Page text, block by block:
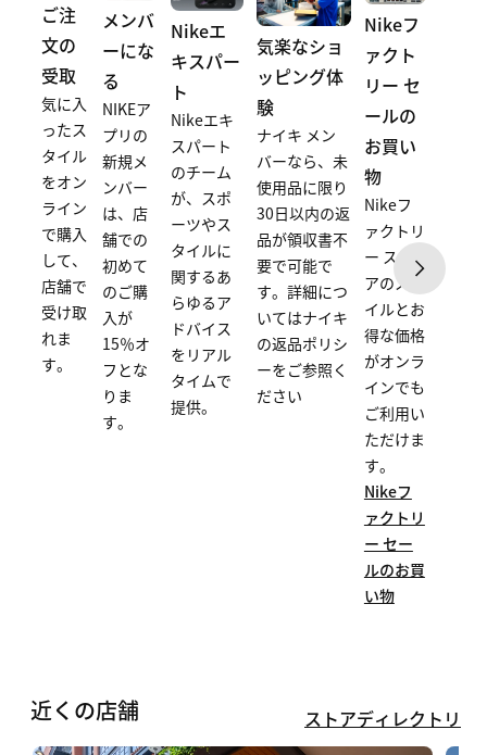
ご注
文の
受取
気に入
ったス
タイル
をオン
ライン
で購入
して、
店舗で
受け取
れま
す。
メンバ
ーにな
る
NIKEア
プリの
新規メ
ンバー
は、店
舗での
初めて
のご購
入が
15％オ
フとな
りま
す。
Nikeエ
キスパー
ト
Nikeエキ
スパート
のチーム
が、スポ
ーツやス
タイルに
関するあ
らゆるア
ドバイス
をリアル
タイムで
提供。
気楽なショ
ッピング体
験
ナイキ メン
バーなら、未
使用品に限り
30日以内の返
品が領収書不
要で可能で
す。詳細につ
いてはナイキ
の返品ポリシ
ーをご参照く
ださい
Nikeフ
ァクト
リー セ
ールの
お買い
物
Nikeフ
ァクトリ
ー スト
アのスタ
イルとお
得な価格
がオンラ
インでも
ご利用い
ただけま
す。
Nikeフ
ァクトリ
ー セー
ルのお買
い物
近くの店舗 ストアディレクトリ